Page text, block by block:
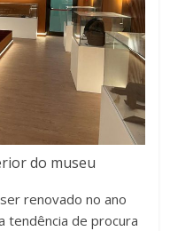
do museu
renovado no ano
tendência de procura